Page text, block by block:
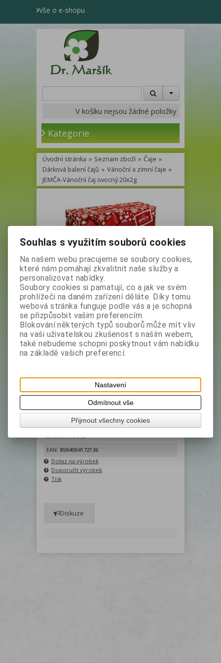
Vše o e-shopu
V košíku nejsou žádné položky
Kategorie
Úvodní stránka » Seznam zboží » Čaje »
Dárková balení čajů » Vánoční a zimní čaje »
JEMČA-Vánoční čaj ovocný 20x2g
JEMČA-Vánoční čaj ovocný
20x2g
Vaše cena bez DPH:28,80 Kč
Vaše cena s DPH:32,30 Kč
ks
Přidat do košíku
Výrobce:Jemča
Katalogové číslo:209
Skladem:84 ks
EAN: 8594004172136
Dotaz na výrobek
Doporučit výrobek
Tisk
Diskuze
Souhlas s využitím souborů cookies
Na našem webu pracujeme se soubory cookies,
které nám pomáhají zkvalitnit naše služby a
personalizovat nabídky.
Soubory cookies si pamatují, co a jak ve svém
prohlížeči na daném zařízení děláte. Díky tomu
webová stránka funguje podle vás a je schopná
se přizpůsobit vašim preferencím.
Blokování některých typů souborů může mít vliv
na vaši uživatelskou zkušenost s naším webem,
také nebudeme schopni poskytnout vám nabídku
na základě vašich preferencí.
Nastavení
Odmítnout vše
Přijmout všechny cookies